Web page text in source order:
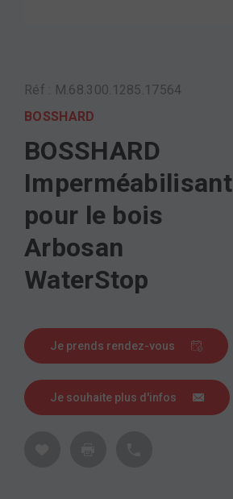
Réf : M.68.300.1285.17564
BOSSHARD
BOSSHARD
Imperméabilisant
pour le bois
Arbosan
WaterStop
Je prends rendez-vous
Je souhaite plus d'infos